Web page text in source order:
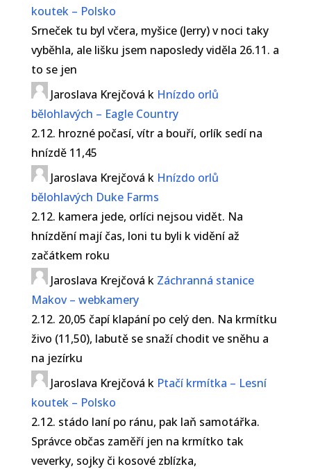
koutek – Polsko
Srneček tu byl včera, myšice (Jerry) v noci taky
vyběhla, ale lišku jsem naposledy viděla 26.11. a
to se jen
Jaroslava Krejčová k Hnízdo orlů
bělohlavých – Eagle Country
2.12. hrozné počasí, vítr a bouří, orlík sedí na
hnízdě 11,45
Jaroslava Krejčová k Hnízdo orlů
bělohlavých Duke Farms
2.12. kamera jede, orlíci nejsou vidět. Na
hnízdění mají čas, loni tu byli k vidění až
začátkem roku
Jaroslava Krejčová k Záchranná stanice
Makov – webkamery
2.12. 20,05 čapí klapání po celý den. Na krmítku
živo (11,50), labutě se snaží chodit ve sněhu a
na jezírku
Jaroslava Krejčová k Ptačí krmítka – Lesní
koutek – Polsko
2.12. stádo laní po ránu, pak laň samotářka.
Správce občas zaměří jen na krmítko tak
veverky, sojky či kosové zblízka,